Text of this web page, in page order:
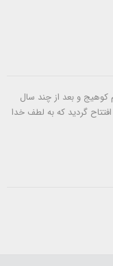
1380 در روستایی بنام کوهیج و بعد از چند سال
فعالیت شعبه دوم در شهرستان بستک در سال 1389 افتتاح گردید که به لطف خدا